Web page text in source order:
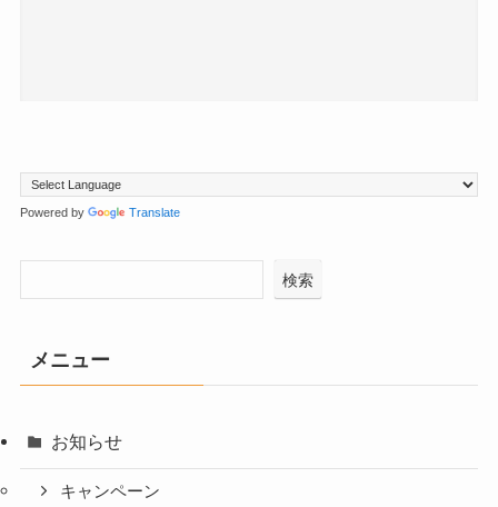
Powered by Translate
検索
メニュー
お知らせ
キャンペーン